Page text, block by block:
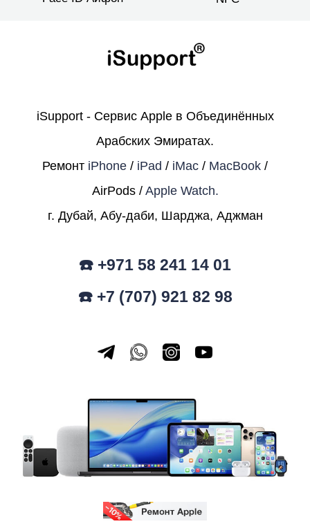
iSupport - Сервис Apple в Объединённых
Арабских Эмиратах.
Ремонт iPhone / iPad / iMac / MacBook /
AirPods / Apple Watch.
г. Дубай, Абу-даби, Шарджа, Аджман
☎️ +971 58 241 14 01
☎️ +7 (707) 921 82 98